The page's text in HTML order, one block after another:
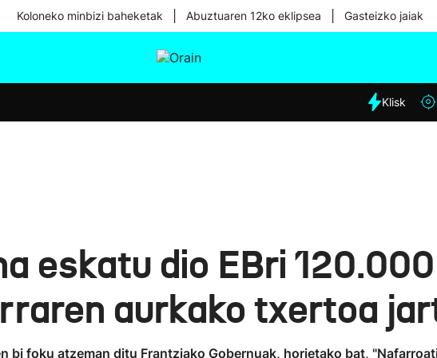
Koloneko minbizi baheketak Abuztuaren 12ko eklipsea Gasteizko jaiak
Eguraldia
Klisk
eskatu dio EBri
aurkako txertoa
bi foku atzeman ditu Frantziako Gobernuak, horietako bat,